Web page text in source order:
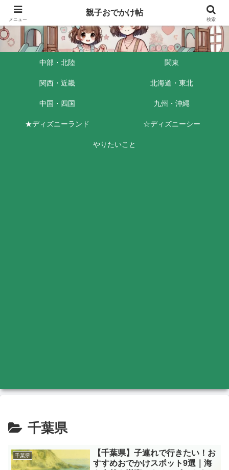
中部・北陸 関東
関西・近畿 北海道・東北
中国・四国 九州・沖縄
★ディズニーランド ☆ディズニーシー
やりたいこと
千葉県
千葉県
【千葉県】子連れで行きたい！お
すすめおでかけスポット9選｜海
メニュー
親子おでかけ帖
検索